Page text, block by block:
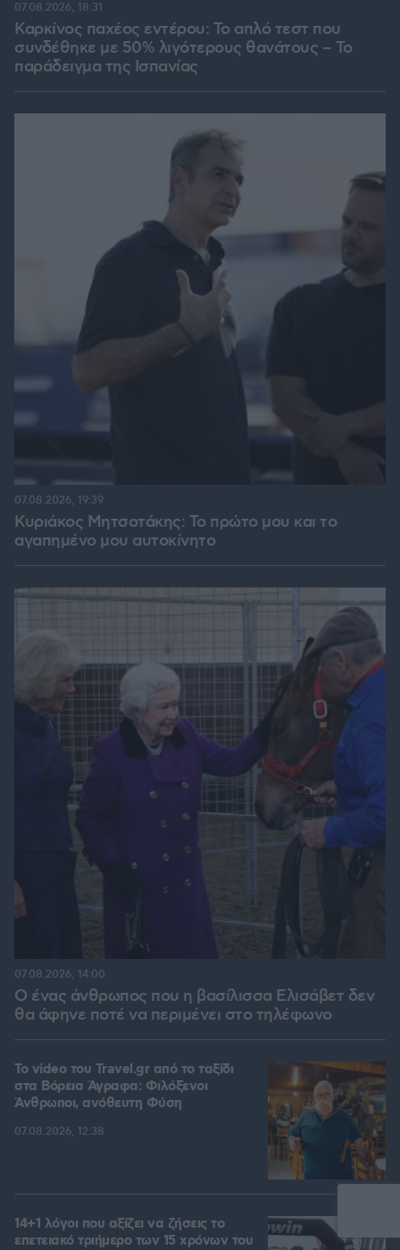
Καρκίνος παχέος εντέρου: Το απλό τεστ που
συνδέθηκε με 50% λιγότερους θανάτους – Το
παράδειγμα της Ισπανίας
07.08.2026, 18:31
Κυριάκος Μητσοτάκης: Το πρώτο μου και το
αγαπημένο μου αυτοκίνητο
07.08.2026, 19:39
Ο ένας άνθρωπος που η βασίλισσα Ελισάβετ δεν
θα άφηνε ποτέ να περιμένει στο τηλέφωνο
07.08.2026, 14:00
To video του Travel.gr από το ταξίδι
στα Βόρεια Άγραφα: Φιλόξενοι
Άνθρωποι, ανόθευτη Φύση
07.08.2026, 12:38
14+1 λόγοι που αξίζει να ζήσεις το
επετειακό τριήμερο των 15 χρόνων του